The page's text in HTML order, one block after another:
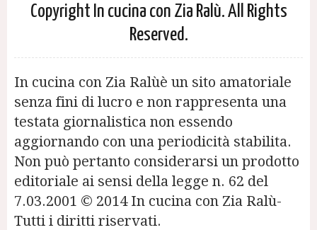
Copyright In cucina con Zia Ralù. All Rights
Reserved.
In cucina con Zia Ralùè un sito amatoriale
senza fini di lucro e non rappresenta una
testata giornalistica non essendo
aggiornando con una periodicità stabilita.
Non può pertanto considerarsi un prodotto
editoriale ai sensi della legge n. 62 del
7.03.2001 © 2014 In cucina con Zia Ralù-
Tutti i diritti riservati.